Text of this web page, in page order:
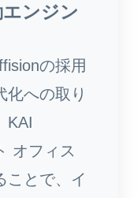
ンジン
の採用
化への取り
KAI
オフィス
ことで、イ